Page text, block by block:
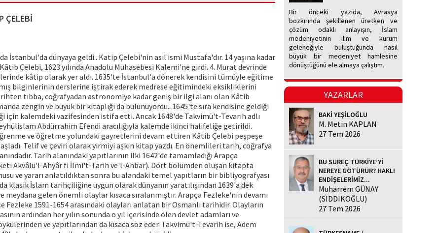
ÇELEBİ
İstanbul'da dünyaya geldi.. Katip Çelebi'nin asıl ismi Mustafa'dır. 14 yaşına kadar
Çelebi, 1623 yılında Anadolu Muhasebesi Kalemi'ne girdi. 4. Murat devrinde
kâtip olarak yer aldı. 1635'te İstanbul'a dönerek kendisini tümüyle eğitime
bilginlerinin derslerine iştirak ederek medrese eğitimindeki eksikliklerini
tıbba, coğrafyadan astronomiye kadar geniş bir ilgi alanı olan Kâtib
zengin ve büyük bir kitaplığı da bulunuyordu.. 1645'te sıra kendisine geldiği
için kalemdeki vazifesinden istifa etti. Ancak 1648'de Takvimü't-Tevarih adlı
Abdürrahim Efendi aracılığıyla kalemde ikinci halifeliğe getirildi.
ve öğretme yolundaki gayretlerini devam ettiren Kâtib Çelebi peşpeşe
Telif ve çeviri olarak yirmiyi aşkın kitap yazdı. En önemlileri tarih, coğrafya
Tarih alanındaki yapıtlarının ilki 1642'de tamamladığı Arapça
Akvâlü'l-Ahyâr fi İlmi't-Tarih ve'l-Ahbar). Dört bölümden oluşan kitapta
ve yararı anlatıldıktan sonra bu alandaki temel yapıtların bir bibliyografyası
klasik İslam tarihçiliğine uygun olarak dünyanın yaratılışından 1639'a dek
meydana gelen önemli olaylar kısaca sıralanmıştır. Arapça Fezleke'nin devamı
Fezleke 1591-1654 arasındaki olayları anlatan bir Osmanlı tarihidir. Olayların
ardından her yılın sonunda o yıl içerisinde ölen devlet adamları ve
ve yapıtlarından da kısaca söz eder. Takvimü't-Tevarih ise, Adem
Bir önceki yazıda, Avrasya
bozkırında şekillenen üretken ve
çözüm odaklı anlayışın, İslam
medeniyetinin ilim ve kurum
geleneğiyle buluştuğunda nasıl
büyük bir medeniyet hamlesine
dönüştüğünü ele almaya çalıştım.
YAZARLAR
BAKİ YEŞİLOĞLU
M. Metin KAPLAN
27 Tem 2026
BU SÜREÇ TÜRKİYE’Yİ
NEREYE GÖTÜRÜR? HAKLI
ENDİŞELERİMİZ...
Muharrem GÜNAY
(SIDDIKOĞLU)
27 Tem 2026